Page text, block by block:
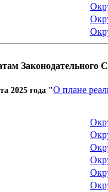
2025 года "О плане